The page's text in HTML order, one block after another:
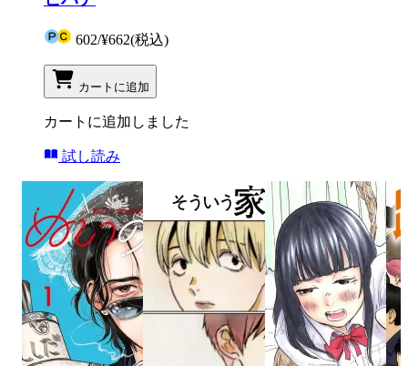
602/¥662(税込)
カートに追加
カートに追加しました
試し読み